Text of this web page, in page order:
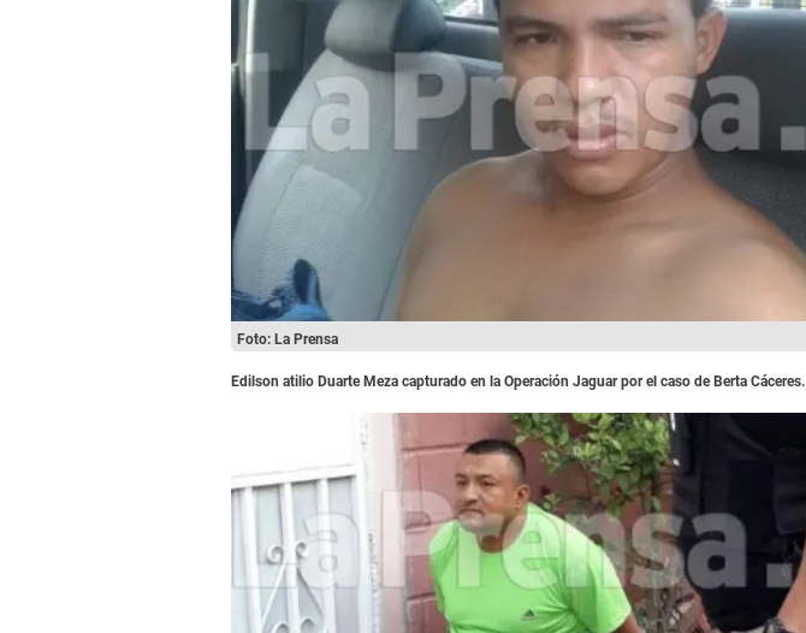
Foto: La Prensa
Edilson atilio Duarte Meza capturado en la Operación Jaguar por el caso de Berta Cáceres.